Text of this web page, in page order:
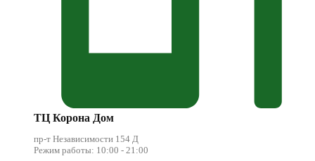
ТЦ Корона Дом
пр-т Независимости 154 Д
Режим работы: 10:00 - 21:00